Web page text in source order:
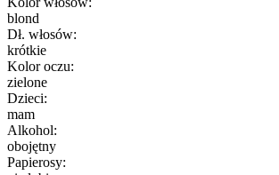
blond
Dł. włosów:
krótkie
Kolor oczu:
zielone
Dzieci:
mam
Alkohol:
obojętny
Papierosy: